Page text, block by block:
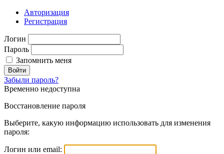
Авторизация
Регистрация
Логин
Пароль
Запомнить меня
Войти
Забыли пароль?
Временно недоступна
Восстановление пароля
Выберите, какую информацию использовать для изменения
пароля:
Логин или email: